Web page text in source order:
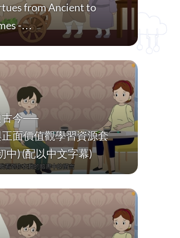
from Ancient to
-…
古今──
面價值觀學習資源套
中) (配以中文字幕)